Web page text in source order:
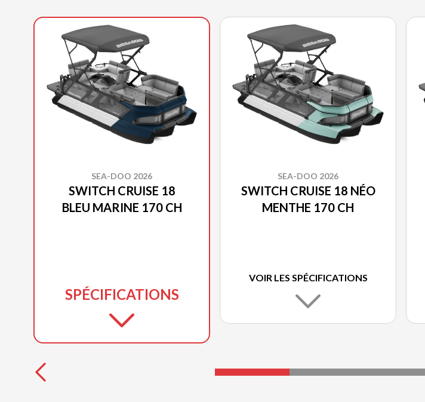
SEA-DOO 2026
SWITCH CRUISE 18
BLEU MARINE 170 CH
SPÉCIFICATIONS
SEA-DOO 2026
SWITCH CRUISE 18 NÉO
MENTHE 170 CH
VOIR LES SPÉCIFICATIONS